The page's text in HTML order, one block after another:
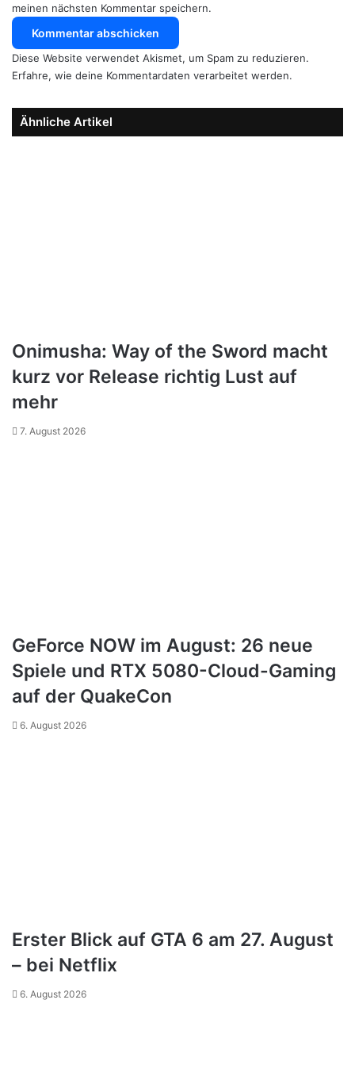
meinen nächsten Kommentar speichern.
Diese Website verwendet Akismet, um Spam zu reduzieren.
Erfahre, wie deine Kommentardaten verarbeitet werden.
Ähnliche Artikel
Onimusha: Way of the Sword macht
kurz vor Release richtig Lust auf
mehr
7. August 2026
GeForce NOW im August: 26 neue
Spiele und RTX 5080-Cloud-Gaming
auf der QuakeCon
6. August 2026
Erster Blick auf GTA 6 am 27. August
– bei Netflix
6. August 2026